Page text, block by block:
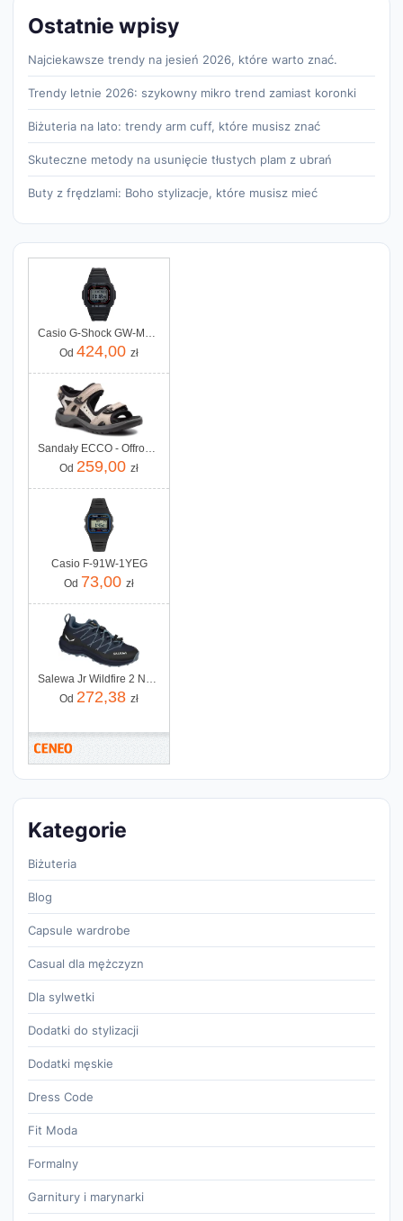
Ostatnie wpisy
Najciekawsze trendy na jesień 2026, które warto znać.
Trendy letnie 2026: szykowny mikro trend zamiast koronki
Biżuteria na lato: trendy arm cuff, które musisz znać
Skuteczne metody na usunięcie tłustych plam z ubrań
Buty z frędzlami: Boho stylizacje, które musisz mieć
Od 424,00 zł
Od 259,00 zł
Casio F-91W-1YEG
Od 73,00 zł
Od 272,38 zł
Kategorie
Biżuteria
Blog
Capsule wardrobe
Casual dla mężczyzn
Dla sylwetki
Dodatki do stylizacji
Dodatki męskie
Dress Code
Fit Moda
Formalny
Garnitury i marynarki